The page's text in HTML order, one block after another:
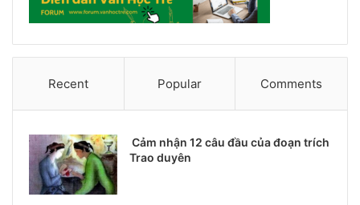
Recent Popular Comments
Cảm nhận 12 câu đầu của đoạn trích
Trao duyên